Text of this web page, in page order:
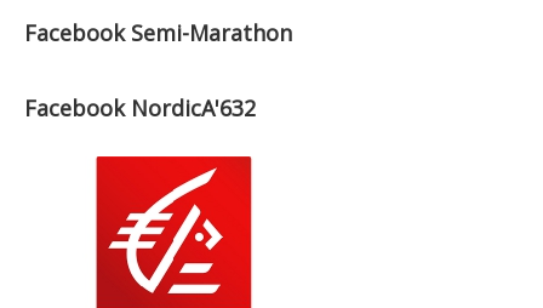
Facebook Semi-Marathon
Facebook NordicA'632